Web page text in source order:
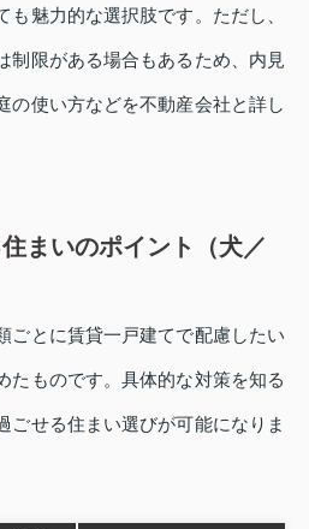
も魅力的な選択肢です。ただし、
制限がある場合もあるため、内見
の使い方などを不動産会社と詳し
まいのポイント（犬／
ごとに賃貸一戸建てで配慮したい
たものです。具体的な対策を知る
ごせる住まい選びが可能になりま